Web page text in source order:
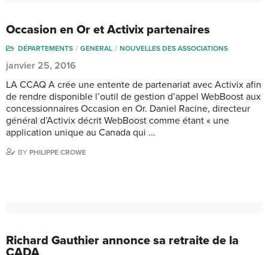
Occasion en Or et Activix partenaires
DÉPARTEMENTS GENERAL NOUVELLES DES ASSOCIATIONS
janvier 25, 2016
LA CCAQ A crée une entente de partenariat avec Activix afin
de rendre disponible l’outil de gestion d’appel WebBoost aux
concessionnaires Occasion en Or. Daniel Racine, directeur
général d’Activix décrit WebBoost comme étant « une
application unique au Canada qui …
BY PHILIPPE CROWE
Richard Gauthier annonce sa retraite de la